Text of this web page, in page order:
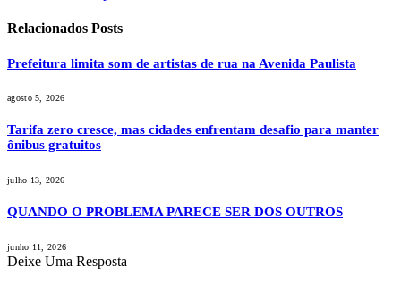
Relacionados Posts
Prefeitura limita som de artistas de rua na Avenida Paulista
agosto 5, 2026
Tarifa zero cresce, mas cidades enfrentam desafio para manter
ônibus gratuitos
julho 13, 2026
QUANDO O PROBLEMA PARECE SER DOS OUTROS
junho 11, 2026
Deixe Uma Resposta